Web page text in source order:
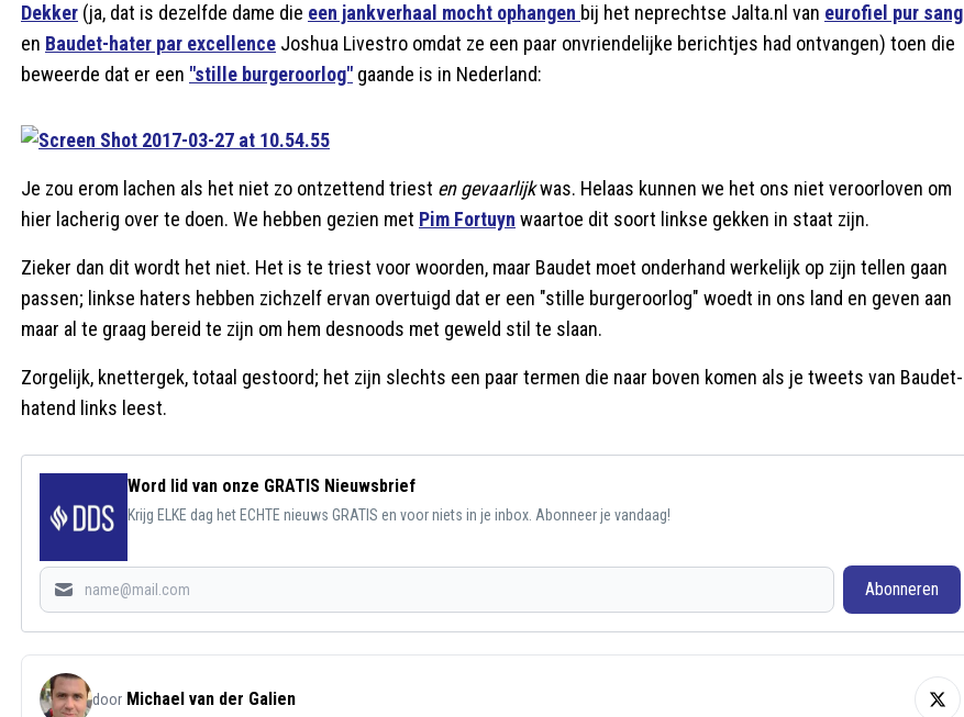
Dekker (ja, dat is dezelfde dame die een jankverhaal mocht ophangen bij het neprechtse Jalta.nl van eurofiel pur sang
en Baudet-hater par excellence Joshua Livestro omdat ze een paar onvriendelijke berichtjes had ontvangen) toen die
beweerde dat er een "stille burgeroorlog" gaande is in Nederland:
Je zou erom lachen als het niet zo ontzettend triest en gevaarlijkwas. Helaas kunnen we het ons niet veroorloven om
hier lacherig over te doen. We hebben gezien met Pim Fortuyn waartoe dit soort linkse gekken in staat zijn.
Zieker dan dit wordt het niet. Het is te triest voor woorden, maar Baudet moet onderhand werkelijk op zijn tellen gaan
passen; linkse haters hebben zichzelf ervan overtuigd dat er een "stille burgeroorlog" woedt in ons land en geven aan
maar al te graag bereid te zijn om hem desnoods met geweld stil te slaan.
Zorgelijk, knettergek, totaal gestoord; het zijn slechts een paar termen die naar boven komen als je tweets van Baudet-
hatend links leest.
Word lid van onze GRATIS Nieuwsbrief
Krijg ELKE dag het ECHTE nieuws GRATIS en voor niets in je inbox. Abonneer je vandaag!
Abonneren
door Michael van der Galien